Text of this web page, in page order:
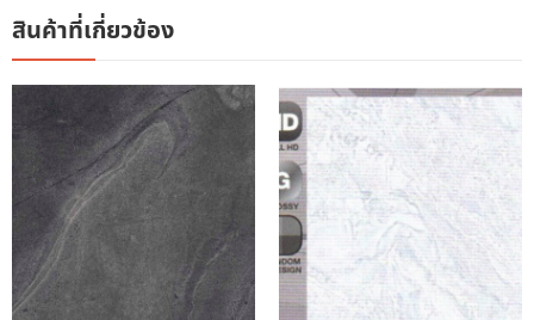
สินค้าที่เกี่ยวข้อง